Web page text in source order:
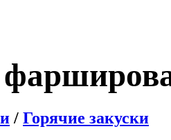
/ Горячие закуски